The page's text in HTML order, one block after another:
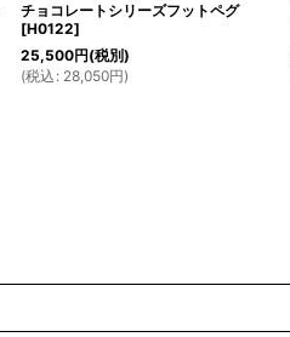
チョコレートシリーズフットペグ
[H0122]
25,500円(税別)
(税込 : 28,050円)